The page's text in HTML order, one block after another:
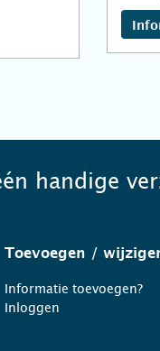
handige
Toevoegen /
Informatie toevoegen?
Inloggen